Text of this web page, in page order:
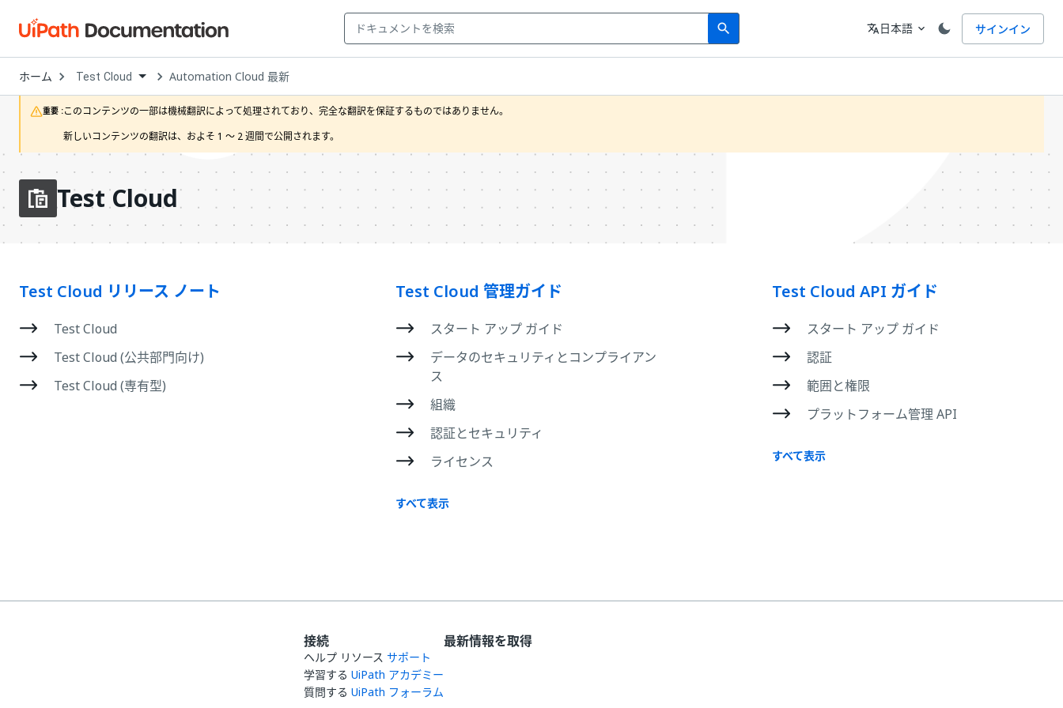
search
Search 言語
translate日本語 expand_more サインイン
ホーム Open
Dropdown
to
choose
product
Test Cloud Automation Cloud 最新
重要 :このコンテンツの一部は機械翻訳によって処理されており、完全な翻訳を保証するものではありません。
新しいコンテンツの翻訳は、およそ 1 ～ 2 週間で公開されます。
Test Cloud
Test Cloud リリース ノート
Test Cloud
Test Cloud (公共部門向け)
Test Cloud (専有型)
Test Cloud 管理ガイド
スタート アップ ガイド
データのセキュリティとコンプライアン
ス
組織
認証とセキュリティ
ライセンス
すべて表示
Test Cloud API ガイド
スタート アップ ガイド
認証
範囲と権限
プラットフォーム管理 API
すべて表示
接続
ヘルプ リソース サポート
学習する UiPath アカデミー
質問する UiPath フォーラム
最新情報を取得